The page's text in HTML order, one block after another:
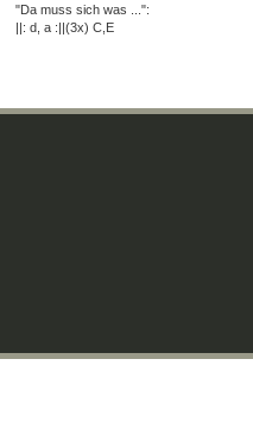
"Da muss sich was ...":
||: d, a :||(3x) C,E